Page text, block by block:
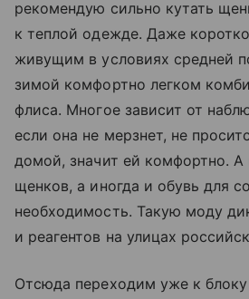
рекомендую сильно кутать
к теплой одежде. Даже
живущим в условиях средней
зимой комфортно легком
флиса. Многое зависит от
если она не мерзнет, не
домой, значит ей комфортно.
щенков, а иногда и обувь для
необходимость. Такую моду
и реагентов на улицах
Отсюда переходим уже к